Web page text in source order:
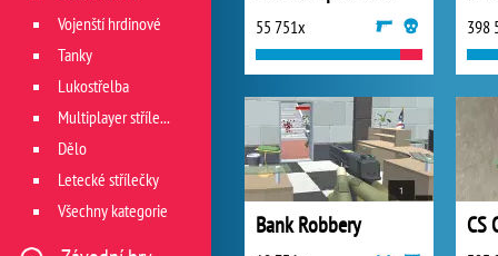
55 751x 398
Bank Robbery CS
Vojenští hrdinové
Tanky
Lukostřelba
Multiplayer střílečky
Dělo
Letecké střílečky
Všechny kategorie